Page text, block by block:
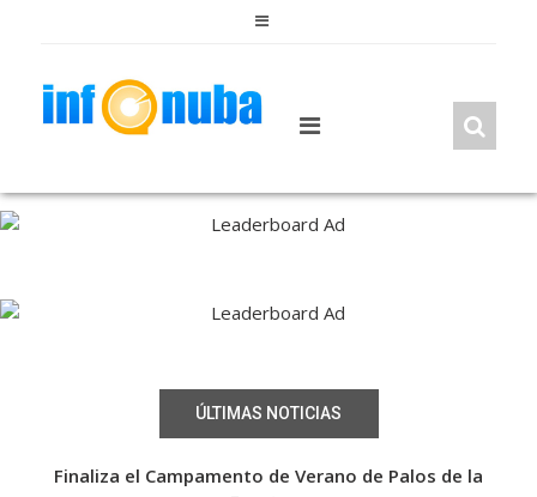
ÚLTIMAS NOTICIAS
Finaliza el Campamento de Verano de Palos de la